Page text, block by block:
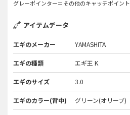
グレーポインター＝その他のキャッチポイント
アイテムデータ
エギのメーカー YAMASHITA
エギの種類 エギ王 K
エギのサイズ 3.0
エギのカラー(背中) グリーン(オリーブ)